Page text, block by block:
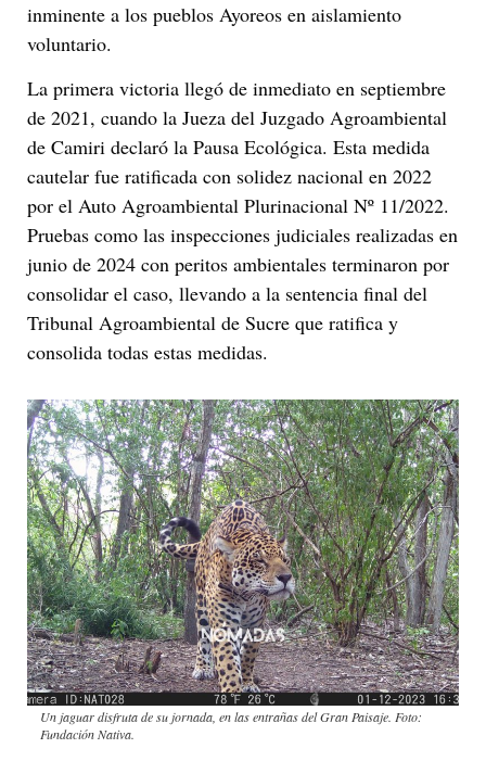
inminente a los pueblos Ayoreos en aislamiento
voluntario.
La primera victoria llegó de inmediato en septiembre
de 2021, cuando la Jueza del Juzgado Agroambiental
de Camiri declaró la Pausa Ecológica. Esta medida
cautelar fue ratificada con solidez nacional en 2022
por el Auto Agroambiental Plurinacional Nº 11/2022.
Pruebas como las inspecciones judiciales realizadas en
junio de 2024 con peritos ambientales terminaron por
consolidar el caso, llevando a la sentencia final del
Tribunal Agroambiental de Sucre que ratifica y
consolida todas estas medidas.
Un jaguar disfruta de su jornada, en las entrañas del Gran Paisaje. Foto:
Fundación Nativa.